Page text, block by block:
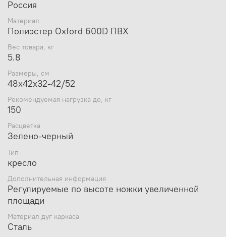
Россия
Материал
Полиэстер Oxford 600D ПВХ
Вес товара, кг
5.8
Размеры, см
48х42х32-42/52
Рекомендуемая нагрузка до, кг
150
Расцветка
Зелено-черный
Тип
кресло
Дополнительная информация
Регулируемые по высоте ножки увеличенной
площади
Материал дуг каркаса
Сталь